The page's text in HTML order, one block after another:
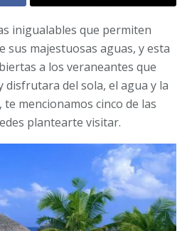
inigualables que permiten
majestuosas aguas, y esta
a los veraneantes que
disfrutara del sola, el agua y la
mencionamos cinco de las
plantearte visitar.